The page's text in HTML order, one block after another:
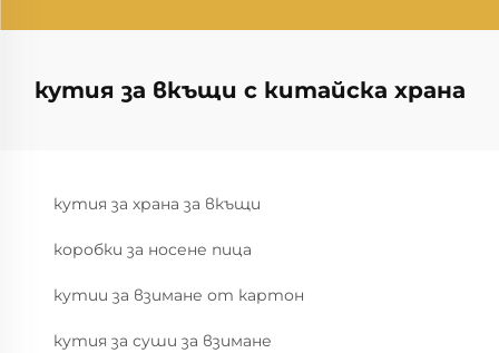
кутия за вкъщи с китайска храна
кутия за храна за вкъщи
коробки за носене пица
кутии за взимане от картон
кутия за суши за взимане